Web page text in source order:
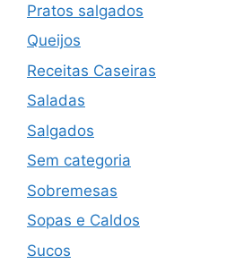
Pratos salgados
Queijos
Receitas Caseiras
Saladas
Salgados
Sem categoria
Sobremesas
Sopas e Caldos
Sucos